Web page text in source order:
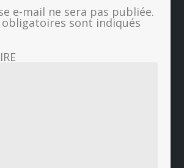
e-mail ne sera pas publiée.
obligatoires sont indiqués